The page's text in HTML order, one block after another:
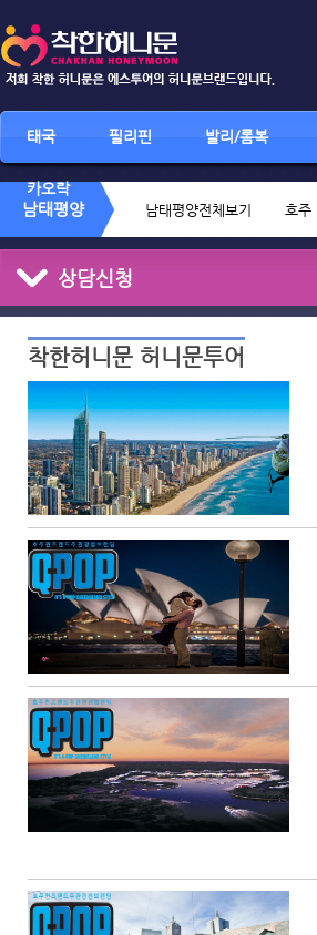
태국 필리핀 발리/롬복
카오락
남태평양 남태평양전체보기 호주
상담신청
착한허니문 허니문투어